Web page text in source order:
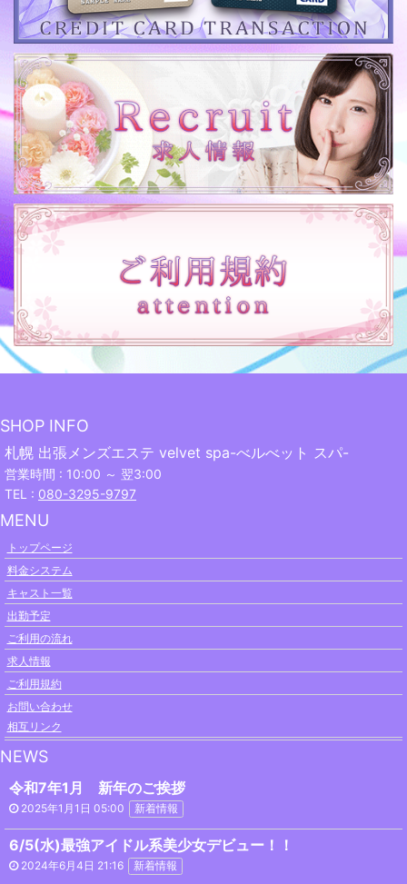
SHOP INFO
札幌 出張メンズエステ velvet spa-べルべット スパ-
営業時間 : 10:00 ～ 翌3:00
TEL : 080-3295-9797
MENU
トップページ
料金システム
キャスト一覧
出勤予定
ご利用の流れ
求人情報
ご利用規約
お問い合わせ
相互リンク
NEWS
令和7年1月 新年のご挨拶
2025年1月1日 05:00 新着情報
6/5(水)最強アイドル系美少女デビュー！！
2024年6月4日 21:16 新着情報